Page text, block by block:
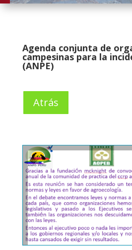
Agenda conjunta de
campesinas para la
(ANPE)
Atrás